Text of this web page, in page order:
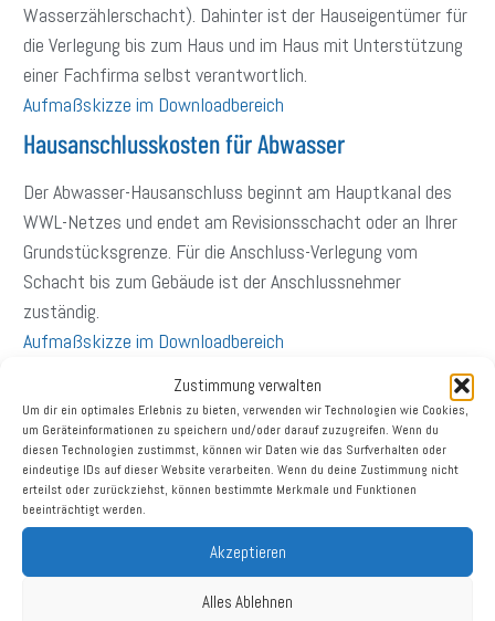
Zustimmung verwalten
Um dir ein optimales Erlebnis zu bieten, verwenden wir Technologien wie Cookies,
um Geräteinformationen zu speichern und/oder darauf zuzugreifen. Wenn du
diesen Technologien zustimmst, können wir Daten wie das Surfverhalten oder
eindeutige IDs auf dieser Website verarbeiten. Wenn du deine Zustimmung nicht
erteilst oder zurückziehst, können bestimmte Merkmale und Funktionen
beeinträchtigt werden.
Akzeptieren
Alles Ablehnen
Wasserzählerschacht). Dahinter ist der Hauseigentümer für
die Verlegung bis zum Haus und im Haus mit Unterstützung
einer Fachfirma selbst verantwortlich.
Aufmaßskizze im Downloadbereich
Hausanschlusskosten für Abwasser
Der Abwasser-Hausanschluss beginnt am Hauptkanal des
WWL-Netzes und endet am Revisionsschacht oder an Ihrer
Grundstücksgrenze. Für die Anschluss-Verlegung vom
Schacht bis zum Gebäude ist der Anschlussnehmer
zuständig.
Aufmaßskizze im Downloadbereich